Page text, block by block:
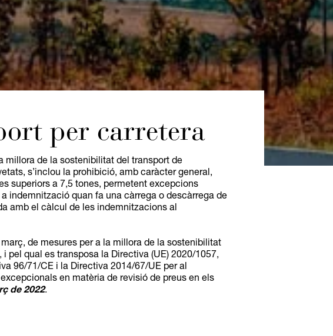
per carretera
millora de la sostenibilitat del transport de
s’inclou la prohibició, amb caràcter general,
superiors a 7,5 tones, permetent excepcions
indemnització quan fa una càrrega o descàrrega de
amb el càlcul de les indemnitzacions al
de mesures per a la millora de la sostenibilitat
qual es transposa la Directiva (UE) 2020/1057,
96/71/CE i la Directiva 2014/67/UE per al
en matèria de revisió de preus en els
de 2022.